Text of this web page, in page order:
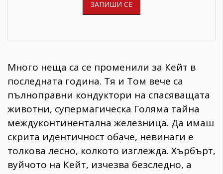
Много неща са се променили за Кейт в
последната година. Тя и Том вече са
пълноправни кондуктори на спасяващата
животни, супермагическа Голяма тайна
междуконтинентална железница. Да имаш
скрита идентичност обаче, невинаги е
толкова лесно, колкото изглежда. Хърбърт,
вуйчото на Кейт, изчезва безследно, а